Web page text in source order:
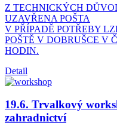
Z TECHNICKÝCH
UZAVŘENA POŠTA
V PŘÍPADĚ POTŘEBY
POŠTĚ V DOBRUŠCE V
HODIN.
Detail
19.6. Trvalkový
zahradnictví